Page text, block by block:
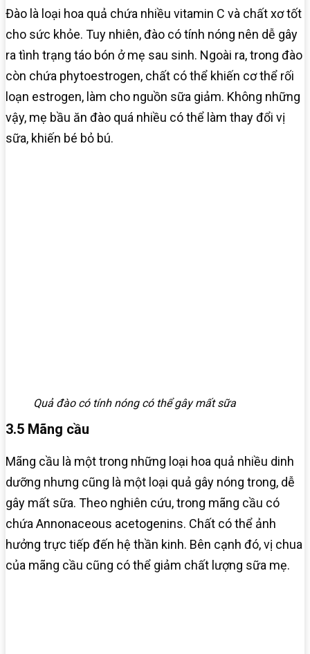
Đào là loại hoa quả chứa nhiều vitamin C và chất xơ tốt
cho sức khỏe. Tuy nhiên, đào có tính nóng nên dễ gây
ra tình trạng táo bón ở mẹ sau sinh. Ngoài ra, trong đào
còn chứa phytoestrogen, chất có thể khiến cơ thể rối
loạn estrogen, làm cho nguồn sữa giảm. Không những
vậy, mẹ bầu ăn đào quá nhiều có thể làm thay đổi vị
sữa, khiến bé bỏ bú.
Quả đào có tính nóng có thể gây mất sữa
3.5 Mãng cầu
Mãng cầu là một trong những loại hoa quả nhiều dinh
dưỡng nhưng cũng là một loại quả gây nóng trong, dễ
gây mất sữa. Theo nghiên cứu, trong mãng cầu có
chứa Annonaceous acetogenins. Chất có thể ảnh
hưởng trực tiếp đến hệ thần kinh. Bên cạnh đó, vị chua
của mãng cầu cũng có thể giảm chất lượng sữa mẹ.